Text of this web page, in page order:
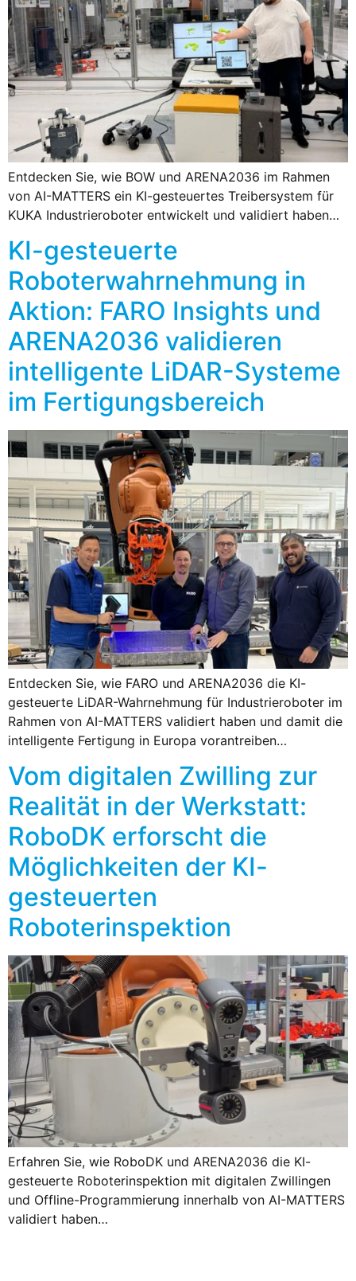
Entdecken Sie, wie BOW und ARENA2036 im Rahmen
von AI-MATTERS ein KI-gesteuertes Treibersystem für
KUKA Industrieroboter entwickelt und validiert haben…
KI-gesteuerte
Roboterwahrnehmung in
Aktion: FARO Insights und
ARENA2036 validieren
intelligente LiDAR-Systeme
im Fertigungsbereich
Entdecken Sie, wie FARO und ARENA2036 die KI-
gesteuerte LiDAR-Wahrnehmung für Industrieroboter im
Rahmen von AI-MATTERS validiert haben und damit die
intelligente Fertigung in Europa vorantreiben…
Vom digitalen Zwilling zur
Realität in der Werkstatt:
RoboDK erforscht die
Möglichkeiten der KI-
gesteuerten
Roboterinspektion
Erfahren Sie, wie RoboDK und ARENA2036 die KI-
gesteuerte Roboterinspektion mit digitalen Zwillingen
und Offline-Programmierung innerhalb von AI-MATTERS
validiert haben…